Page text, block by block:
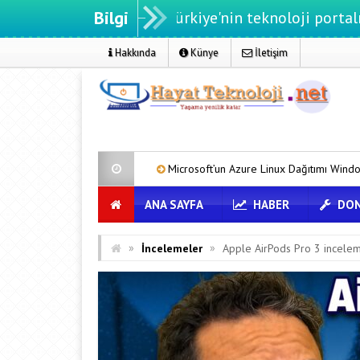
Bilgi
- Türkiye'nin teknoloji portalı
Hakkında Künye İletişim
Microsoft’un Azure Linux Dağıtımı Windows’a Geldi Tesla
ANA SAYFA HABER
» İncelemeler » Apple AirPods Pro 3